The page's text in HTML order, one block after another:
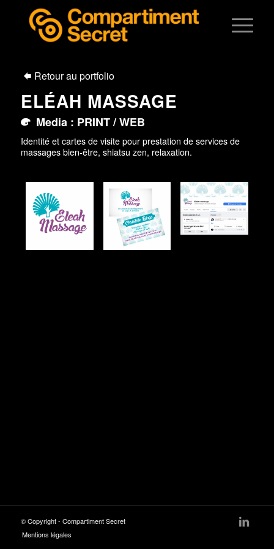
Retour au portfolio
ELÉAH MASSAGE
Media : PRINT / WEB
Identité et cartes de visite pour prestation de services de
massages bien-être, shiatsu zen, relaxation.
© Copyright - Compartiment Secret
Mentions légales